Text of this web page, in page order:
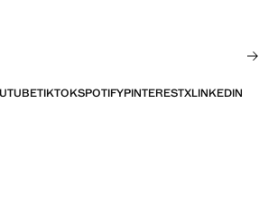
TIKTOKSPOTIFYPINTERESTXLINKEDIN